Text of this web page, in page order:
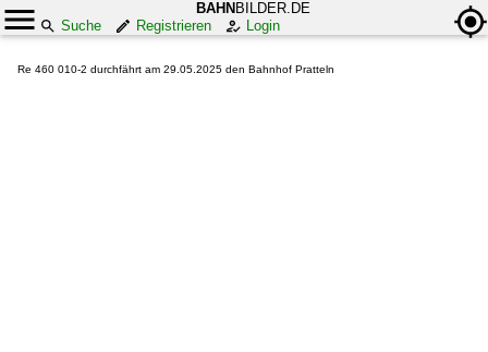
BAHN BILDER.DE
Suche
Registrieren Login
Re 460 010-2 durchfährt am 29.05.2025 den Bahnhof Pratteln